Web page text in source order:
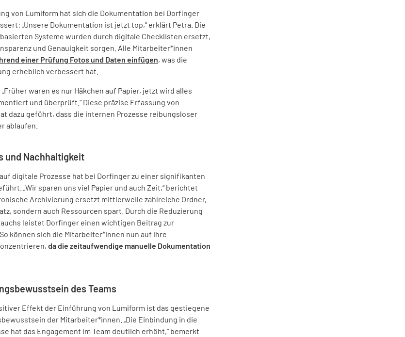
von Lumiform hat sich die Dokumentation bei Dorfinger
„Unsere Dokumentation ist jetzt top,“ erklärt Petra. Die
Systeme wurden durch digitale Checklisten ersetzt,
und Genauigkeit sorgen. Alle Mitarbeiter*innen
einer Prüfung Fotos und Daten einfügen, was die
erheblich verbessert hat.
waren es nur Häkchen auf Papier, jetzt wird alles
und überprüft.“ Diese präzise Erfassung von
dazu geführt, dass die internen Prozesse reibungsloser
ablaufen.
und Nachhaltigkeit
digitale Prozesse hat bei Dorfinger zu einer signifikanten
„Wir sparen uns viel Papier und auch Zeit,“ berichtet
Archivierung ersetzt mittlerweile zahlreiche Ordner,
sondern auch Ressourcen spart. Durch die Reduzierung
leistet Dorfinger einen wichtigen Beitrag zur
können sich die Mitarbeiter*innen nun auf ihre
da die zeitaufwendige manuelle Dokumentation
des Teams
Effekt der Einführung von Lumiform ist das gestiegene
der Mitarbeiter*innen. „Die Einbindung in die
hat das Engagement im Team deutlich erhöht,“ bemerkt